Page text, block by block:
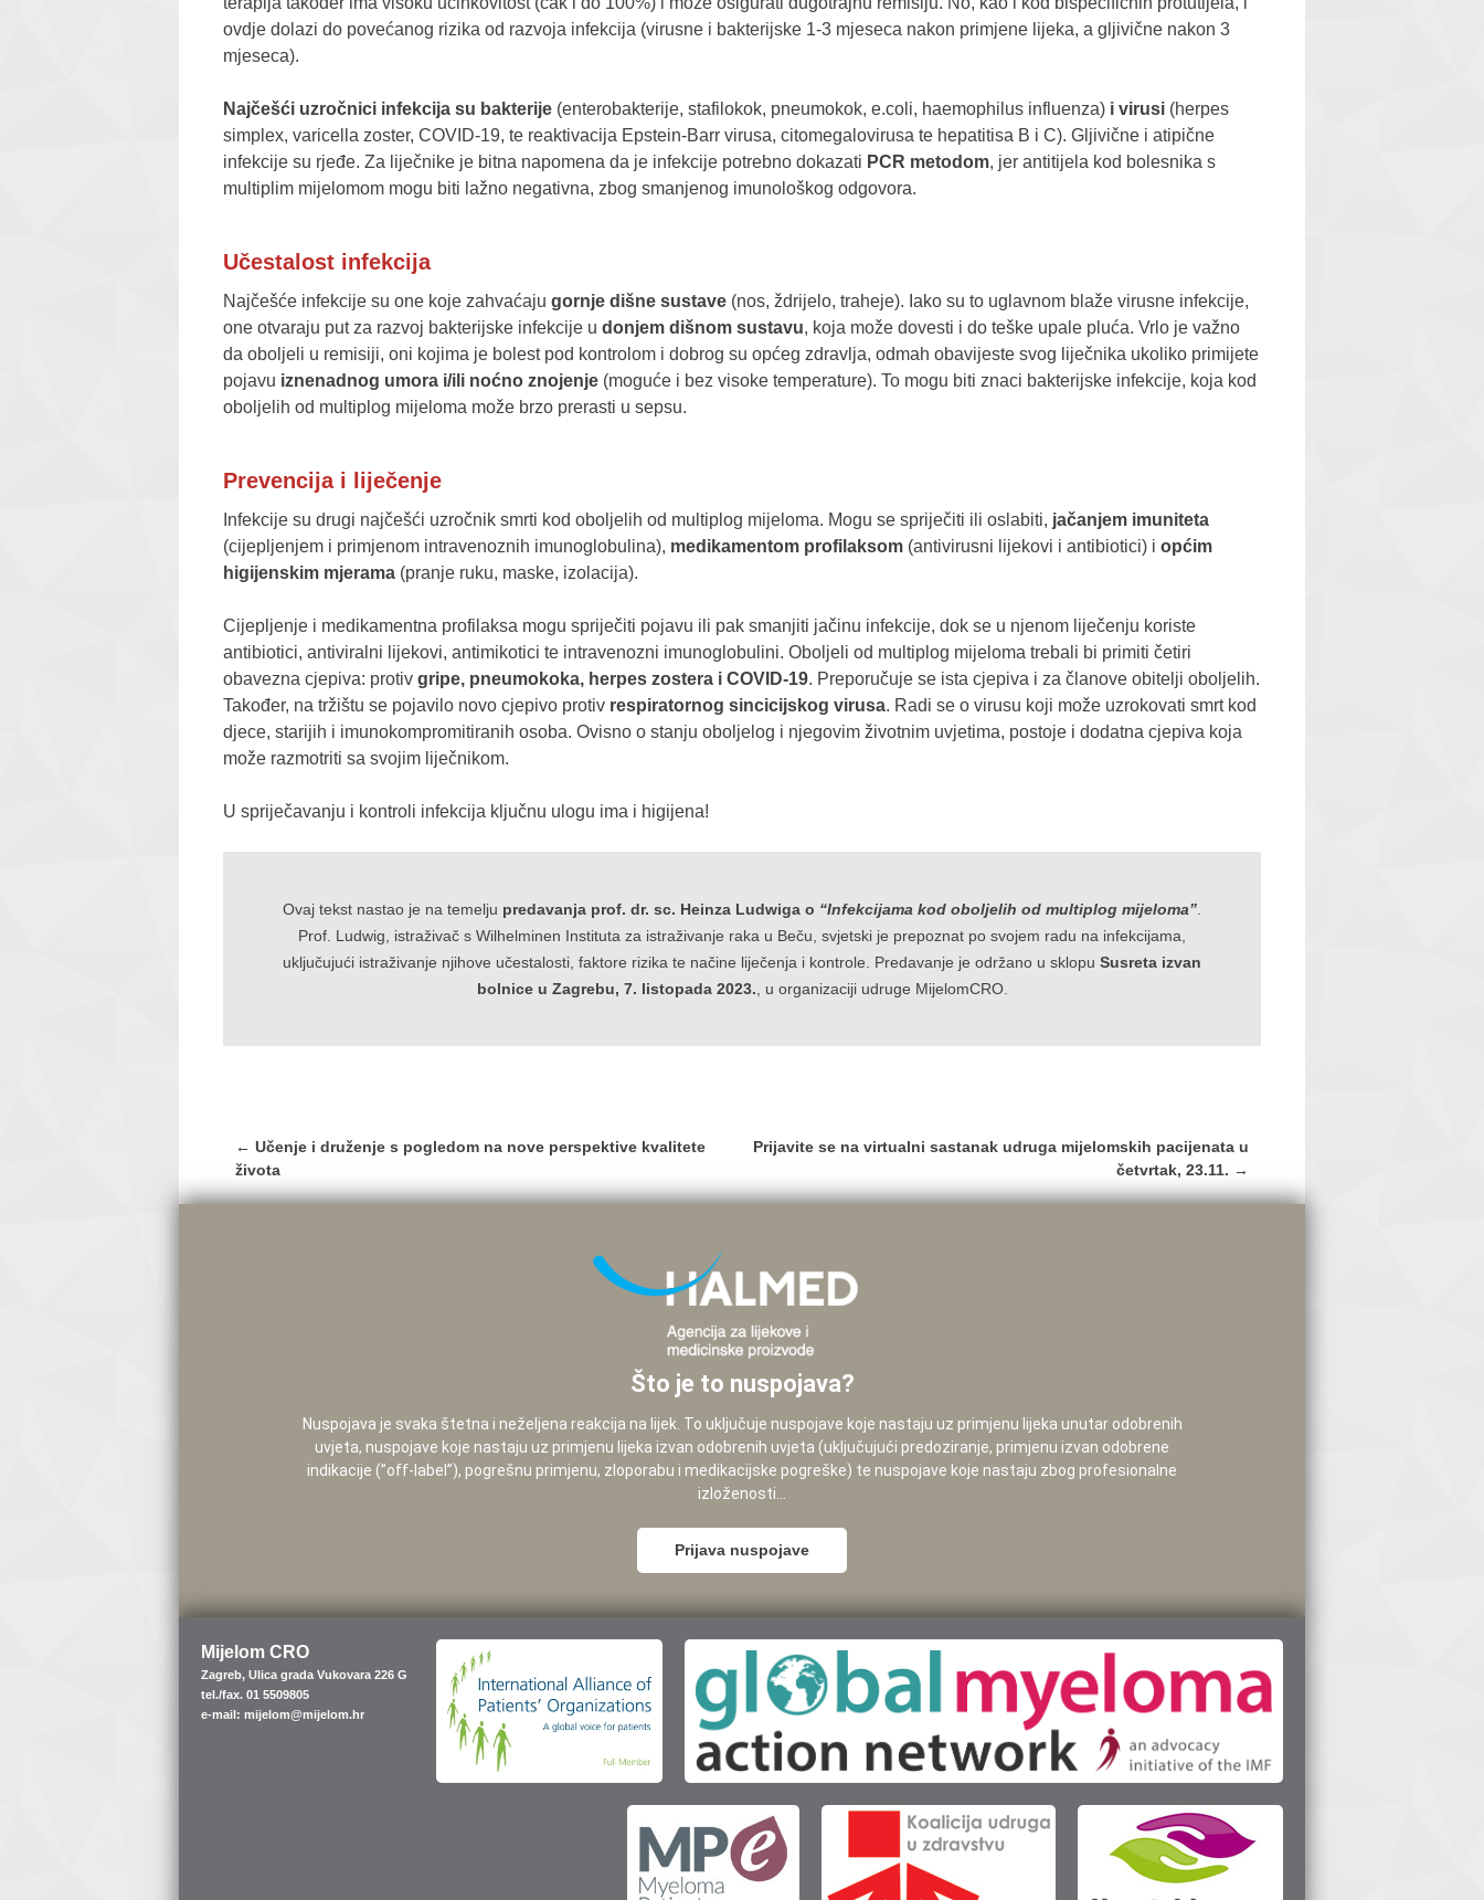
ovdje dolazi do povećanog rizika od razvoja infekcija (virusne i bakterijske 1-3 mjeseca nakon primjene lijeka, a gljivične nakon 3
mjeseca).
Najčešći uzročnici infekcija su bakterije (enterobakterije, stafilokok, pneumokok, e.coli, haemophilus influenza) i virusi (herpes
simplex, varicella zoster, COVID-19, te reaktivacija Epstein-Barr virusa, citomegalovirusa te hepatitisa B i C). Gljivične i atipične
infekcije su rjeđe. Za liječnike je bitna napomena da je infekcije potrebno dokazati PCR metodom, jer antitijela kod bolesnika s
multiplim mijelomom mogu biti lažno negativna, zbog smanjenog imunološkog odgovora.
Učestalost infekcija
Najčešće infekcije su one koje zahvaćaju gornje dišne sustave (nos, ždrijelo, traheje). Iako su to uglavnom blaže virusne infekcije,
one otvaraju put za razvoj bakterijske infekcije u donjem dišnom sustavu, koja može dovesti i do teške upale pluća. Vrlo je važno
da oboljeli u remisiji, oni kojima je bolest pod kontrolom i dobrog su općeg zdravlja, odmah obavijeste svog liječnika ukoliko primijete
pojavu iznenadnog umora i/ili noćno znojenje (moguće i bez visoke temperature). To mogu biti znaci bakterijske infekcije, koja kod
oboljelih od multiplog mijeloma može brzo prerasti u sepsu.
Prevencija i liječenje
Infekcije su drugi najčešći uzročnik smrti kod oboljelih od multiplog mijeloma. Mogu se spriječiti ili oslabiti, jačanjem imuniteta
(cijepljenjem i primjenom intravenoznih imunoglobulina), medikamentom profilaksom (antivirusni lijekovi i antibiotici) i općim
higijenskim mjerama (pranje ruku, maske, izolacija).
Cijepljenje i medikamentna profilaksa mogu spriječiti pojavu ili pak smanjiti jačinu infekcije, dok se u njenom liječenju koriste
antibiotici, antiviralni lijekovi, antimikotici te intravenozni imunoglobulini. Oboljeli od multiplog mijeloma trebali bi primiti četiri
obavezna cjepiva: protiv gripe, pneumokoka, herpes zostera i COVID-19. Preporučuje se ista cjepiva i za članove obitelji oboljelih.
Također, na tržištu se pojavilo novo cjepivo protiv respiratornog sincicijskog virusa. Radi se o virusu koji može uzrokovati smrt kod
djece, starijih i imunokompromitiranih osoba. Ovisno o stanju oboljelog i njegovim životnim uvjetima, postoje i dodatna cjepiva koja
može razmotriti sa svojim liječnikom.
U spriječavanju i kontroli infekcija ključnu ulogu ima i higijena!
Ovaj tekst nastao je na temelju predavanja prof. dr. sc. Heinza Ludwiga o “Infekcijama kod oboljelih od multiplog mijeloma”.
Prof. Ludwig, istraživač s Wilhelminen Instituta za istraživanje raka u Beču, svjetski je prepoznat po svojem radu na infekcijama,
uključujući istraživanje njihove učestalosti, faktore rizika te načine liječenja i kontrole. Predavanje je održano u sklopu Susreta izvan
bolnice u Zagrebu, 7. listopada 2023., u organizaciji udruge MijelomCRO.
Post
navigation
← Učenje i druženje s pogledom na nove perspektive kvalitete
života
Prijavite se na virtualni sastanak udruga mijelomskih pacijenata u
četvrtak, 23.11. →
Što je to nuspojava?
Nuspojava je svaka štetna i neželjena reakcija na lijek. To uključuje nuspojave koje nastaju uz primjenu lijeka unutar odobrenih
uvjeta, nuspojave koje nastaju uz primjenu lijeka izvan odobrenih uvjeta (uključujući predoziranje, primjenu izvan odobrene
indikacije (”off-label”), pogrešnu primjenu, zloporabu i medikacijske pogreške) te nuspojave koje nastaju zbog profesionalne
izloženosti...
Prijava nuspojave
Mijelom CRO
Zagreb, Ulica grada Vukovara 226 G
tel./fax. 01 5509805
e-mail: mijelom@mijelom.hr